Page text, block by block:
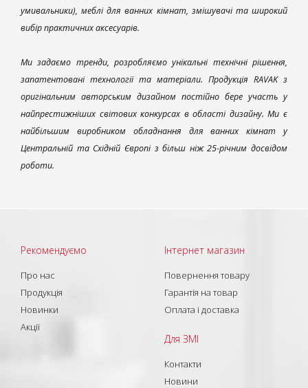
умивальники), меблі для ванних кімнат, змішувачі та широкий
вибір практичних аксесуарів.
Ми задаємо тренди, розробляємо унікальні технічні рішення,
запатентовані технології та матеріали. Продукція RAVAK з
оригінальним авторським дизайном постійно бере участь у
найпрестижніших світових конкурсах в області дизайну. Ми є
найбільшим виробником обладнання для ванних кімнат у
Центральній та Східній Європі з більш ніж 25-річним досвідом
роботи.
Рекомендуємо
Про нас
Продукція
Новинки
Акції
Інтернет магазин
Повернення товару
Гарантія на товар
Оплата і доставка
Для ЗМІ
Контакти
Новини